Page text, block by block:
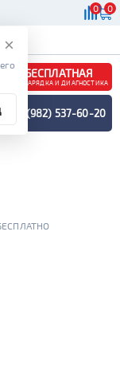
0 0
БЕСПЛАТНАЯ
ЗАРЯДКА И ДИАГНОСТИКА
+7 (982) 537-60-20
×